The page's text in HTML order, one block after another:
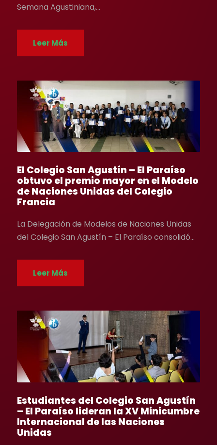
Semana Agustiniana,...
Leer Más
El Colegio San Agustín – El Paraíso
obtuvo el premio mayor en el Modelo
de Naciones Unidas del Colegio
Francia
La Delegación de Modelos de Naciones Unidas
del Colegio San Agustín – El Paraíso consolidó...
Leer Más
Estudiantes del Colegio San Agustín
– El Paraíso lideran la XV Minicumbre
Internacional de las Naciones
Unidas